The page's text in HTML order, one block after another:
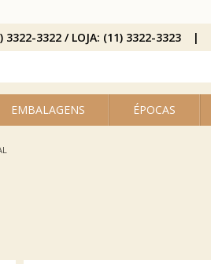
EMBALAGENS ÉPOCAS
3322-3322 / LOJA: (11) 3322-3323